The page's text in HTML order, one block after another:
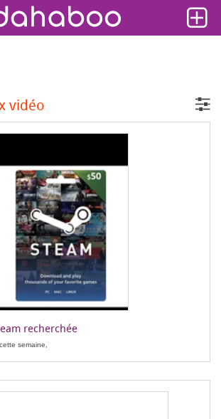
vidéo
recherchée
semaine,